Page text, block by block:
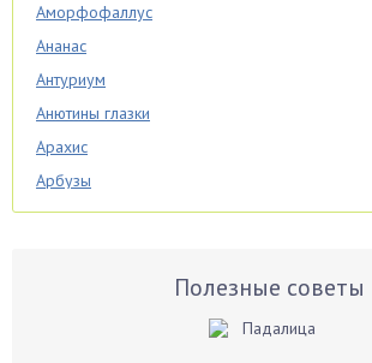
Аморфофаллус
Ананас
Антуриум
Анютины глазки
Арахис
Арбузы
Аспарагус
Полезные советы